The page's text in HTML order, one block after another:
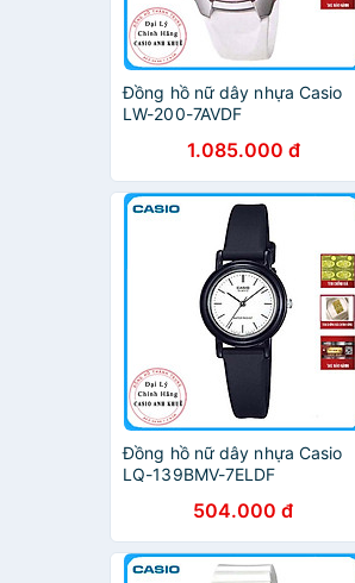
Đồng hồ nữ dây nhựa Casio
LW-200-7AVDF
1.085.000 đ
Đồng hồ nữ dây nhựa Casio
LQ-139BMV-7ELDF
504.000 đ